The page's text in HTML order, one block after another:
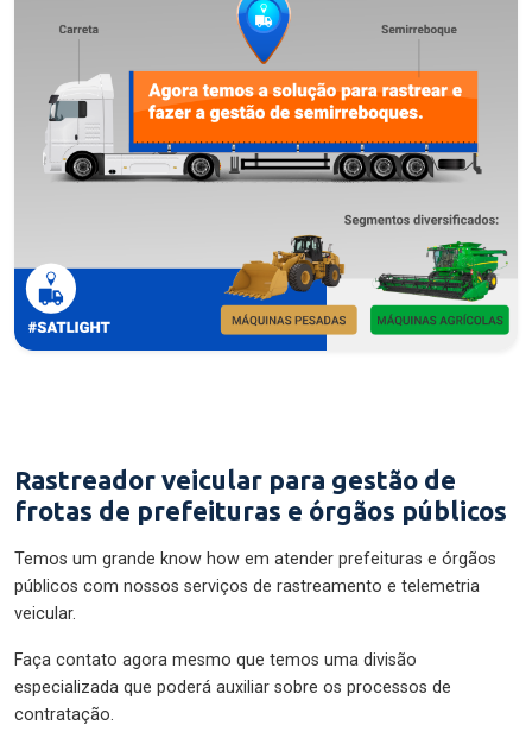
Rastreador veicular para gestão de
frotas de prefeituras e órgãos públicos
Temos um grande know how em atender prefeituras e órgãos
públicos com nossos serviços de rastreamento e telemetria
veicular.
Faça contato agora mesmo que temos uma divisão
especializada que poderá auxiliar sobre os processos de
contratação.